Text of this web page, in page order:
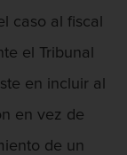
drogas
caso al fiscal
el Tribunal
en incluir al
en vez de
de un